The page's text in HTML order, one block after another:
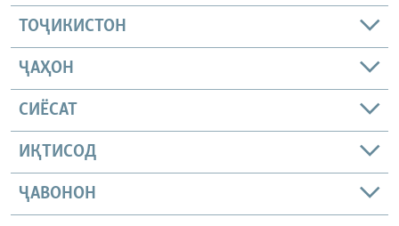
ТОҶИКИСТОН
ҶАҲОН
СИЁСАТ
ИҚТИСОД
ҶАВОНОН